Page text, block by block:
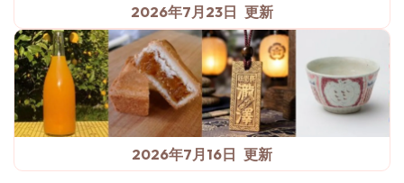
2026年7月23日
2026年7月16日